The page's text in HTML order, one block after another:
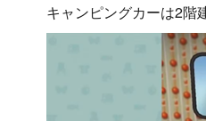
キャンピングカーは2階